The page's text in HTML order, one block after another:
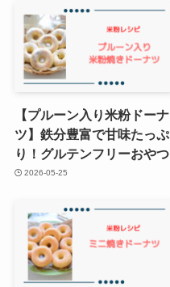
【プルーン入り米粉ドーナ
ツ】鉄分豊富で甘味たっぷ
り！グルテンフリーおやつ
2026-05-25